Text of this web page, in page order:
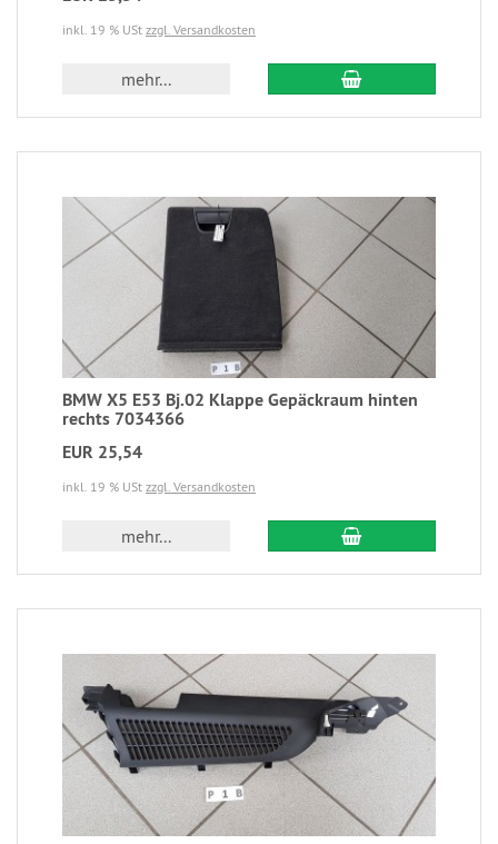
inkl. 19 % USt zzgl. Versandkosten
mehr...
BMW X5 E53 Bj.02 Klappe Gepäckraum hinten
rechts 7034366
EUR 25,54
inkl. 19 % USt zzgl. Versandkosten
mehr...